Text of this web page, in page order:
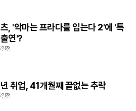
, '악마는 프라다를 입는다 2'에 '특
연'?
전
취업, 41개월째 끝없는 추락
전